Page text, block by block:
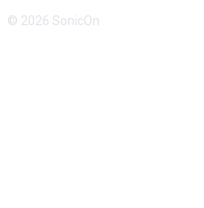
© 2026 SonicOn